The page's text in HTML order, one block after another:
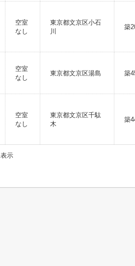
空室
なし
東京都文京区小石
川
築
空室
なし
東京都文京区湯島 築
空室
なし
東京都文京区千駄
木
築
示